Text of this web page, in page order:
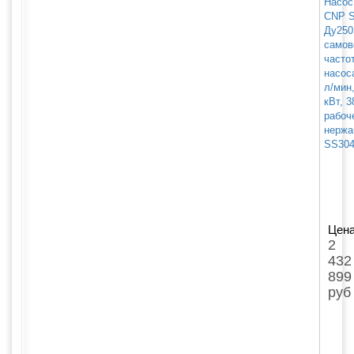
CNP
л/
кВт,
SS304
2
432
899
руб